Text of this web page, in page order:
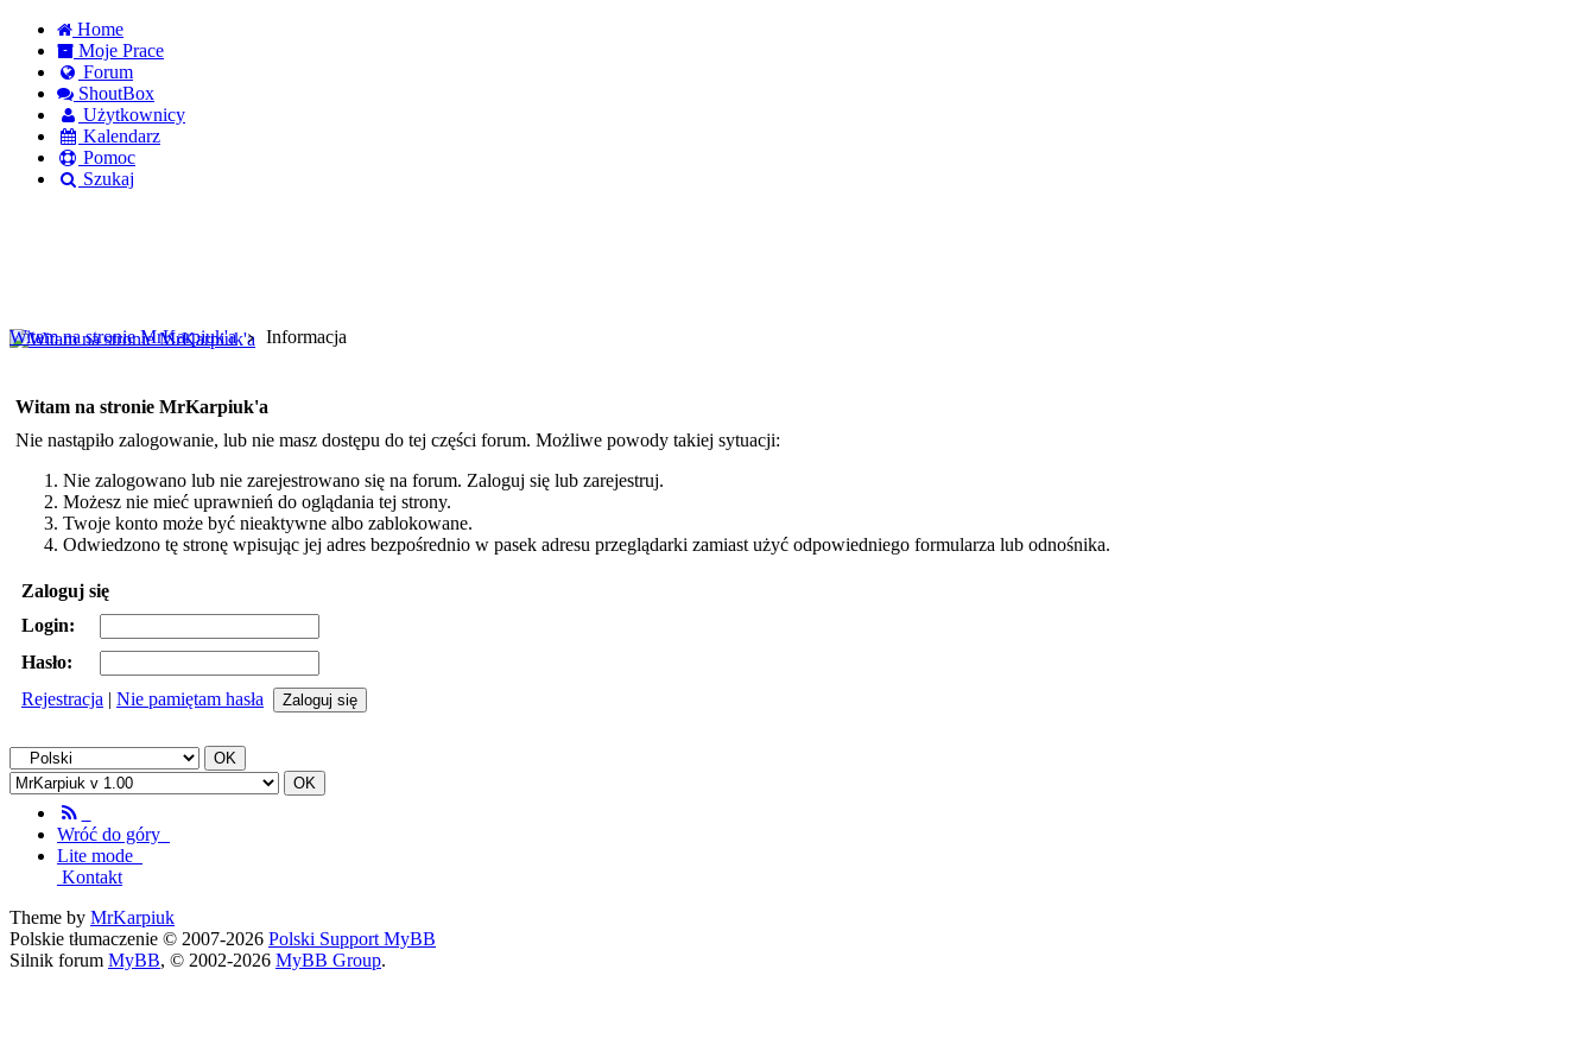
Home
Moje Prace
Forum
ShoutBox
Użytkownicy
Kalendarz
Pomoc
Szukaj
Witam na stronie MrKarpiuk'a
Informacja
Witam na stronie MrKarpiuk'a
Nie nastąpiło zalogowanie, lub nie masz dostępu do tej części forum. Możliwe powody takiej sytuacji:
Nie zalogowano lub nie zarejestrowano się na forum. Zaloguj się lub zarejestruj.
Możesz nie mieć uprawnień do oglądania tej strony.
Twoje konto może być nieaktywne albo zablokowane.
Odwiedzono tę stronę wpisując jej adres bezpośrednio w pasek adresu przeglądarki zamiast użyć odpowiedniego formularza lub odnośnika.
Zaloguj się
Login:
Hasło:
Rejestracja | Nie pamiętam hasła
Wróć do góry
Lite mode
Kontakt
Theme by MrKarpiuk
Polskie tłumaczenie © 2007-2026 Polski Support MyBB
Silnik forum MyBB, © 2002-2026 MyBB Group.